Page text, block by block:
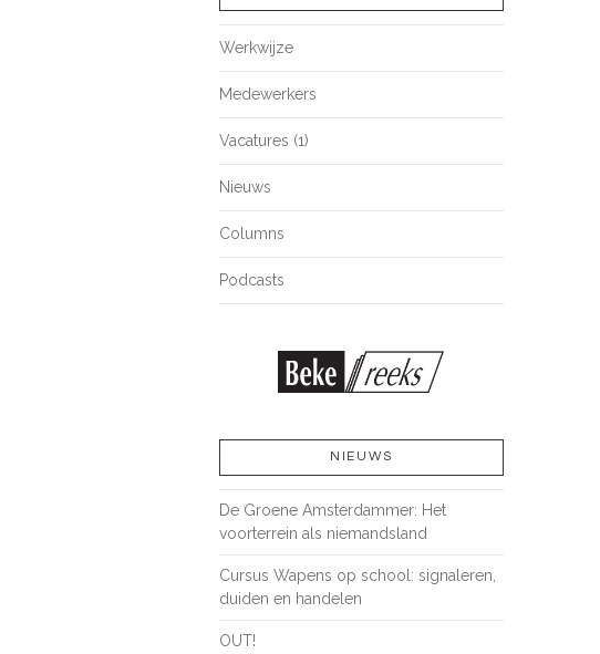
Werkwijze
Medewerkers
Vacatures (1)
Nieuws
Columns
Podcasts
NIEUWS
De Groene Amsterdammer: Het
voorterrein als niemandsland
Cursus Wapens op school: signaleren,
duiden en handelen
OUT!